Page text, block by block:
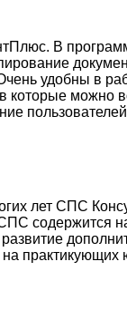
В
удобны в
можно
лет СПС